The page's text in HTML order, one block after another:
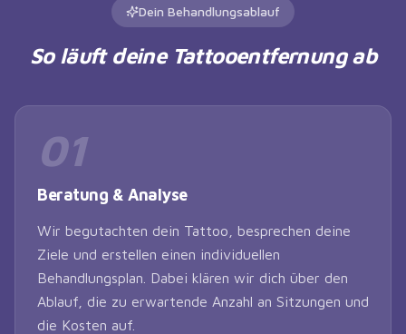
Dein Behandlungsablauf
So läuft deine Tattooentfernung ab
01
Beratung & Analyse
Wir begutachten dein Tattoo, besprechen deine
Ziele und erstellen einen individuellen
Behandlungsplan. Dabei klären wir dich über den
Ablauf, die zu erwartende Anzahl an Sitzungen und
die Kosten auf.